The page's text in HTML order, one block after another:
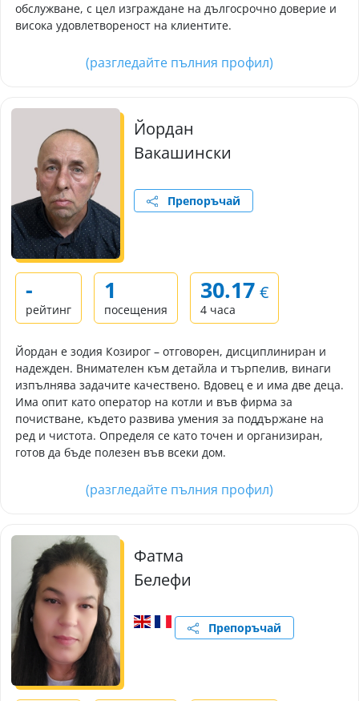
обслужване, с цел изграждане на дългосрочно доверие и
висока удовлетвореност на клиентите.
(разгледайте пълния профил)
Йордан
Вакашински
Препоръчай
-
рейтинг
1
посещения
30.17 €
4 часа
Йордан е зодия Козирог – отговорен, дисциплиниран и
надежден. Внимателен към детайла и търпелив, винаги
изпълнява задачите качествено. Вдовец е и има две деца.
Има опит като оператор на котли и във фирма за
почистване, където развива умения за поддържане на
ред и чистота. Определя се като точен и организиран,
готов да бъде полезен във всеки дом.
(разгледайте пълния профил)
Фатма
Белефи
Препоръчай